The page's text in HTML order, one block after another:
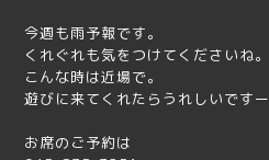
今週も雨予報です。
くれぐれも気をつけてくださいね。
こんな時は近場で。
遊びに来てくれたらうれしいですー
お席のご予約は